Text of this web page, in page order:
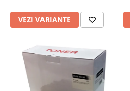
VEZI VARIANTE